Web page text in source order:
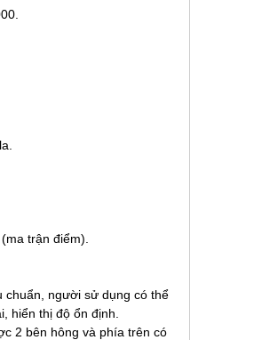
trận điểm).
chuẩn, người sử dụng có thể
hiển thị độ ổn định.
2 bên hông và phía trên có